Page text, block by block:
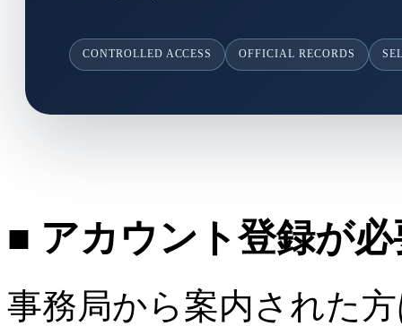
CONTROLLED ACCESS OFFICIAL RECORDS
■ アカウント登録が
事務局から案内された